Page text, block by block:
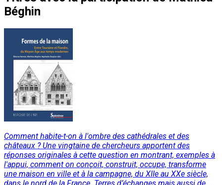
Béghin
Comment habite-t-on à l'ombre des cathédrales et des
châteaux ? Une vingtaine de chercheurs apportent des
réponses originales à cette question en montrant, exemples à
l'appui, comment on conçoit, construit, occupe, transforme
une maison en ville et à la campagne, du XIIe au XXe siècle,